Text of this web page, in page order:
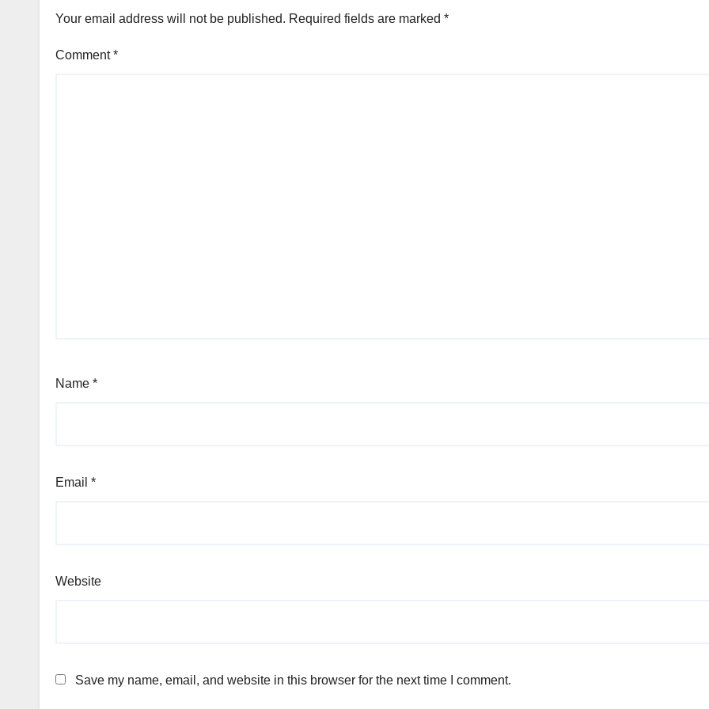
Your email address will not be published. Required fields are marked *
Comment*
Name *
Email *
Website
Save my name, email, and website in this browser for the next time I comment.